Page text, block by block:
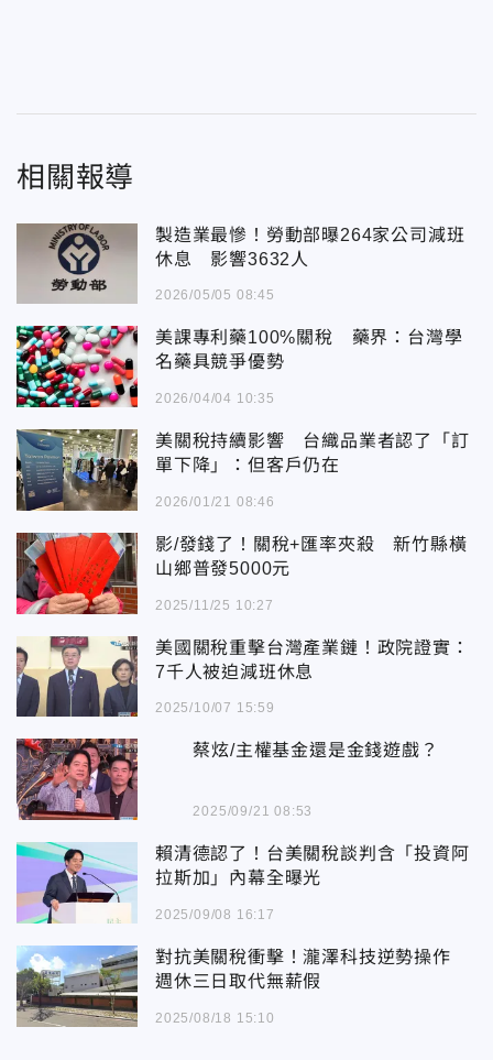
相關報導
製造業最慘！勞動部曝264家公司減班
休息 影響3632人
2026/05/05 08:45
美課專利藥100%關稅 藥界：台灣學
名藥具競爭優勢
2026/04/04 10:35
美關稅持續影響 台織品業者認了「訂
單下降」：但客戶仍在
2026/01/21 08:46
影/發錢了！關稅+匯率夾殺 新竹縣橫
山鄉普發5000元
2025/11/25 10:27
美國關稅重擊台灣產業鏈！政院證實：
7千人被迫減班休息
2025/10/07 15:59
蔡炫/主權基金還是金錢遊戲？
2025/09/21 08:53
賴清德認了！台美關稅談判含「投資阿
拉斯加」內幕全曝光
2025/09/08 16:17
對抗美關稅衝擊！瀧澤科技逆勢操作
週休三日取代無薪假
2025/08/18 15:10